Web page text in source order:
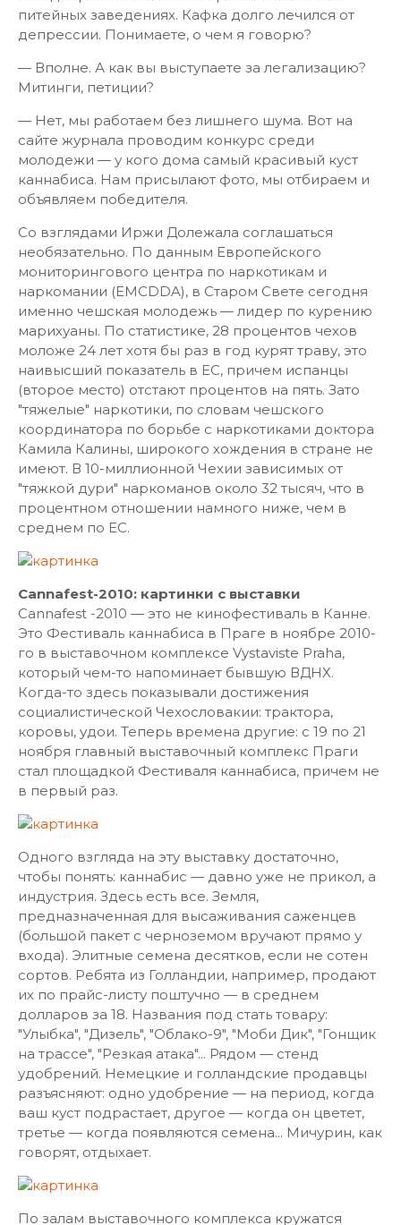
питейных заведениях. Кафка долго лечился от
депрессии. Понимаете, о чем я говорю?
— Вполне. А как вы выступаете за легализацию?
Митинги, петиции?
— Нет, мы работаем без лишнего шума. Вот на
сайте журнала проводим конкурс среди
молодежи — у кого дома самый красивый куст
каннабиса. Нам присылают фото, мы отбираем и
объявляем победителя.
Со взглядами Иржи Долежала соглашаться
необязательно. По данным Европейского
мониторингового центра по наркотикам и
наркомании (EMCDDA), в Старом Свете сегодня
именно чешская молодежь — лидер по курению
марихуаны. По статистике, 28 процентов чехов
моложе 24 лет хотя бы раз в год курят траву, это
наивысший показатель в ЕС, причем испанцы
(второе место) отстают процентов на пять. Зато
"тяжелые" наркотики, по словам чешского
координатора по борьбе с наркотиками доктора
Камила Калины, широкого хождения в стране не
имеют. В 10-миллионной Чехии зависимых от
"тяжкой дури" наркоманов около 32 тысяч, что в
процентном отношении намного ниже, чем в
среднем по ЕС.
Cannafest-2010: картинки с выставки
Cannafest -2010 — это не кинофестиваль в Канне.
Это Фестиваль каннабиса в Праге в ноябре 2010-
го в выставочном комплексе Vystaviste Praha,
который чем-то напоминает бывшую ВДНХ.
Когда-то здесь показывали достижения
социалистической Чехословакии: трактора,
коровы, удои. Теперь времена другие: с 19 по 21
ноября главный выставочный комплекс Праги
стал площадкой Фестиваля каннабиса, причем не
в первый раз.
Одного взгляда на эту выставку достаточно,
чтобы понять: каннабис — давно уже не прикол, а
индустрия. Здесь есть все. Земля,
предназначенная для высаживания саженцев
(большой пакет с черноземом вручают прямо у
входа). Элитные семена десятков, если не сотен
сортов. Ребята из Голландии, например, продают
их по прайс-листу поштучно — в среднем
долларов за 18. Названия под стать товару:
"Улыбка", "Дизель", "Облако-9", "Моби Дик", "Гонщик
на трассе", "Резкая атака"... Рядом — стенд
удобрений. Немецкие и голландские продавцы
разъясняют: одно удобрение — на период, когда
ваш куст подрастает, другое — когда он цветет,
третье — когда появляются семена... Мичурин, как
говорят, отдыхает.
По залам выставочного комплекса кружатся